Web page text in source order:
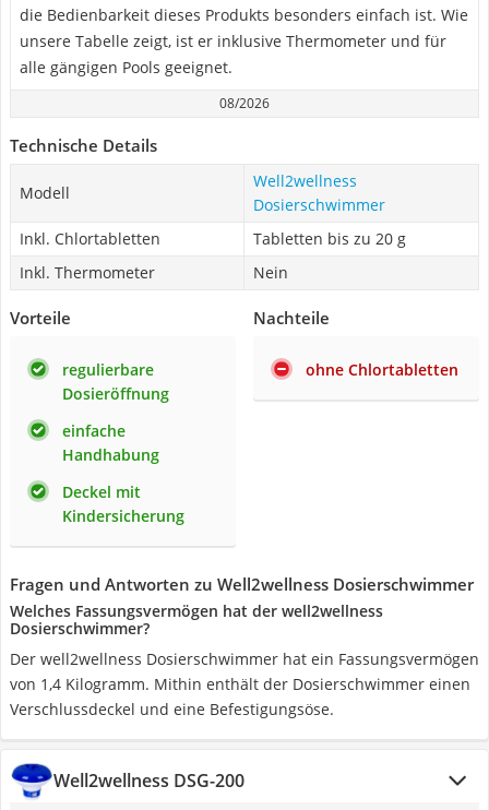
die Bedienbarkeit dieses Produkts besonders einfach ist. Wie
unsere Tabelle zeigt, ist er inklusive Thermometer und für
alle gängigen Pools geeignet.
08/2026
Technische Details
Modell
Well2wellness
Dosierschwimmer
Inkl. Chlortabletten
Tabletten bis zu 20 g
Inkl. Thermometer
Nein
Vorteile
regulierbare
Dosieröffnung
einfache
Handhabung
Deckel mit
Kindersicherung
Nachteile
ohne Chlortabletten
Fragen und Antworten zu Well2wellness Dosierschwimmer
Welches Fassungsvermögen hat der well2wellness
Dosierschwimmer?
Der well2wellness Dosierschwimmer hat ein Fassungsvermögen
von 1,4 Kilogramm. Mithin enthält der Dosierschwimmer einen
Verschlussdeckel und eine Befestigungsöse.
Well2wellness DSG-200